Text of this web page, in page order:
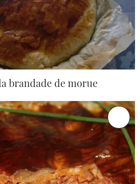
brandade de morue